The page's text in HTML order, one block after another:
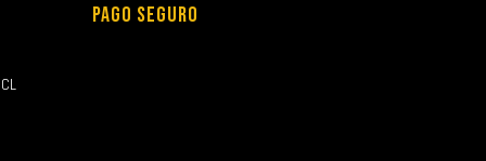
PAGO SEGURO